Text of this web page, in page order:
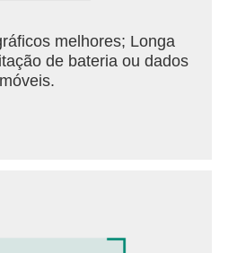
melhores; Longa
de bateria ou dados
móveis.